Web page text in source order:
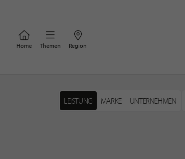
Home Themen Region
LEISTUNG MARKE UNTERNEHMEN